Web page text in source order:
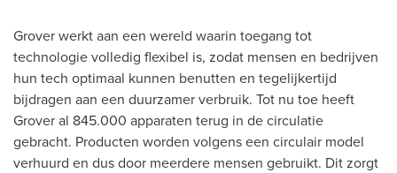
Grover werkt aan een wereld waarin toegang tot
technologie volledig flexibel is, zodat mensen en bedrijven
hun tech optimaal kunnen benutten en tegelijkertijd
bijdragen aan een duurzamer verbruik. Tot nu toe heeft
Grover al 845.000 apparaten terug in de circulatie
gebracht. Producten worden volgens een circulair model
verhuurd en dus door meerdere mensen gebruikt. Dit zorgt